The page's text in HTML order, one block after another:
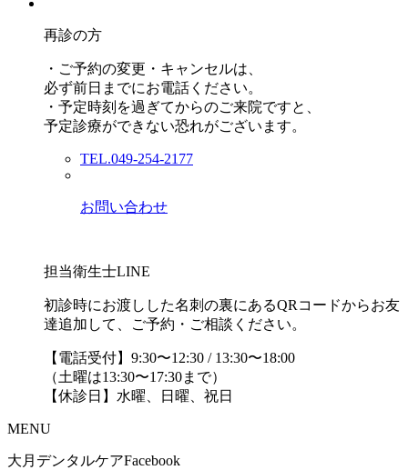
再診の方
・ご予約の変更・キャンセルは、
必ず前日までにお電話ください。
・予定時刻を過ぎてからのご来院ですと、
予定診療ができない恐れがございます。
TEL.049-254-2177
お問い合わせ
担当衛生士LINE
初診時にお渡しした名刺の裏にあるQRコードからお友
達追加して、ご予約・ご相談ください。
【電話受付】9:30〜12:30 / 13:30〜18:00
（土曜は13:30〜17:30まで）
【休診日】水曜、日曜、祝日
MENU
大月デンタルケアFacebook